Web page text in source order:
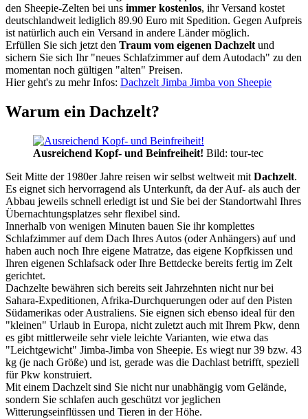
den Sheepie-Zelten bei uns immer kostenlos, ihr Versand kostet
deutschlandweit lediglich 89.90 Euro mit Spedition. Gegen Aufpreis
ist natürlich auch ein Versand in andere Länder möglich.
Erfüllen Sie sich jetzt den Traum vom eigenen Dachzelt und
sichern Sie sich Ihr "neues Schlafzimmer auf dem Autodach" zu den
momentan noch gültigen "alten" Preisen.
Hier geht's zu mehr Infos: Dachzelt Jimba Jimba von Sheepie
Warum ein Dachzelt?
Ausreichend Kopf- und Beinfreiheit! Bild: tour-tec
Seit Mitte der 1980er Jahre reisen wir selbst weltweit mit Dachzelt.
Es eignet sich hervorragend als Unterkunft, da der Auf- als auch der
Abbau jeweils schnell erledigt ist und Sie bei der Standortwahl Ihres
Übernachtungsplatzes sehr flexibel sind.
Innerhalb von wenigen Minuten bauen Sie ihr komplettes
Schlafzimmer auf dem Dach Ihres Autos (oder Anhängers) auf und
haben auch noch Ihre eigene Matratze, das eigene Kopfkissen und
Ihren eigenen Schlafsack oder Ihre Bettdecke bereits fertig im Zelt
gerichtet.
Dachzelte bewähren sich bereits seit Jahrzehnten nicht nur bei
Sahara-Expeditionen, Afrika-Durchquerungen oder auf den Pisten
Südamerikas oder Australiens. Sie eignen sich ebenso ideal für den
"kleinen" Urlaub in Europa, nicht zuletzt auch mit Ihrem Pkw, denn
es gibt mittlerweile sehr viele leichte Varianten, wie etwa das
"Leichtgewicht" Jimba-Jimba von Sheepie. Es wiegt nur 39 bzw. 43
kg (je nach Größe) und ist, gerade was die Dachlast betrifft, speziell
für Pkw konstruiert.
Mit einem Dachzelt sind Sie nicht nur unabhängig vom Gelände,
sondern Sie schlafen auch geschützt vor jeglichen
Witterungseinflüssen und Tieren in der Höhe.